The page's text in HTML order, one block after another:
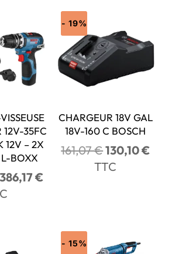
12V-35FC
12V – 2X
BOXX
Le
386,17 €Le
386,17 €.
- 19%
CHARGEUR 18V GAL
18V-160 C BOSCH
161,07€Le
prix
130,10€Le
TTC
- 15%